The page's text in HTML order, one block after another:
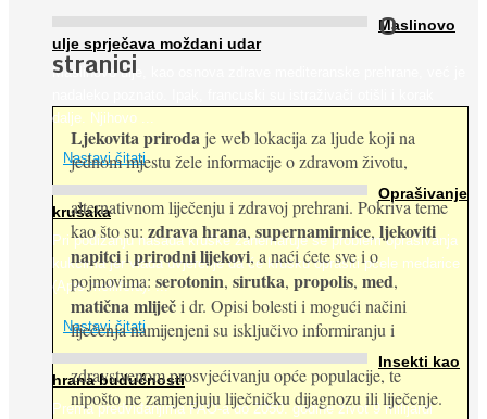
Maslinovo
ulje sprječava moždani udar
Maslinovo ulje, kao osnova zdrave mediteranske prehrane, već je
dalje. Njihovo ...
Nastavi čitati
Oprašivanje
krušaka
Pri podizanju nasada kruške zanemaruje se problem oprašivanja
kukcima jer vlada uvjerenje da će krušku oprašiti pčele medarice
(Apis mellifera). ...
Nastavi čitati
Insekti kao
hrana budućnosti
Prema predviđanjima FAO-a do 2050. godine život 9 milijardi
O
stranici
Ljekovita priroda je web lokacija za ljude koji na
jednom mjestu žele informacije o zdravom životu,
alternativnom liječenju i zdravoj prehrani. Pokriva teme
kao što su: zdrava hrana, supernamirnice, ljekoviti
napitciiprirodni lijekovi, a naći ćete sve i o
pojmovima: serotonin, sirutka, propolis, med,
matična mliječi dr. Opisi bolesti i mogući načini
liječenja namijenjeni su isključivo informiranju i
zdravstvenom prosvjećivanju opće populacije, te
nipošto ne zamjenjuju liječničku dijagnozu ili liječenje.